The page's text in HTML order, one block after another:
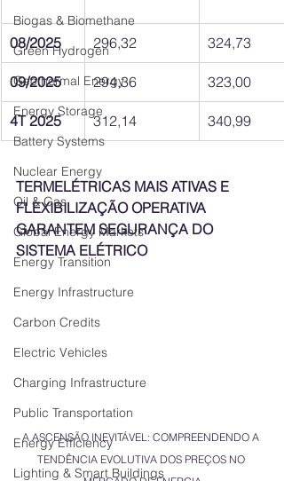
Biogas & Biomethane
Green Hydrogen
Geothermal Energy
Energy Storage
Battery Systems
Nuclear Energy
Oil & Gas
Global Energy Markets
Energy Transition
Energy Infrastructure
Carbon Credits
Electric Vehicles
Charging Infrastructure
Public Transportation
Energy Efficiency
Lighting & Smart Buildings
08/2025 296,32 324,73
09/2025 294,36 323,00
4T 2025 312,14 340,99
TERMELÉTRICAS MAIS ATIVAS E
FLEXIBILIZAÇÃO OPERATIVA
GARANTEM SEGURANÇA DO
SISTEMA ELÉTRICO
A ASCENSÃO INEVITÁVEL: COMPREENDENDO A
TENDÊNCIA EVOLUTIVA DOS PREÇOS NO